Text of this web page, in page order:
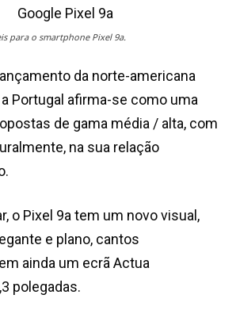
para o smartphone Pixel 9a.
da norte-americana
Portugal afirma-se como uma
de gama média / alta, com
na sua relação
o Pixel 9a tem um novo visual,
e plano, cantos
ainda um ecrã Actua
polegadas.